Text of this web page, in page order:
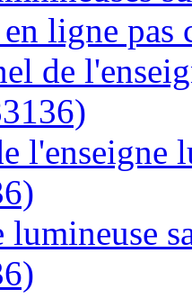
ligne pas
de
l'enseigne
lumineuse